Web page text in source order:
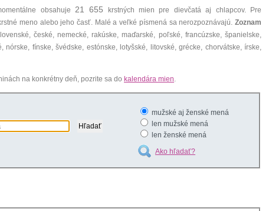
obsahuje 21 655 krstných mien pre dievčatá aj chlapcov. Pre
meno alebo jeho časť. Malé a veľké písmená sa nerozpoznávajú. Zoznam
české, nemecké, rakúske, maďarské, poľské, francúzske, španielske,
nórske, fínske, švédske, estónske, lotyšské, litovské, grécke, chorvátske, írske,
na konkrétny deň, pozrite sa do kalendára mien.
mužské aj ženské mená
len mužské mená
len ženské mená
Ako hľadať?